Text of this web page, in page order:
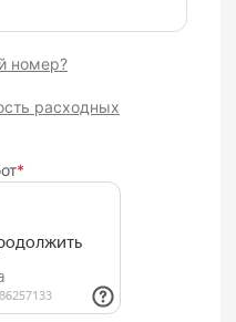
номер?
расходных
*